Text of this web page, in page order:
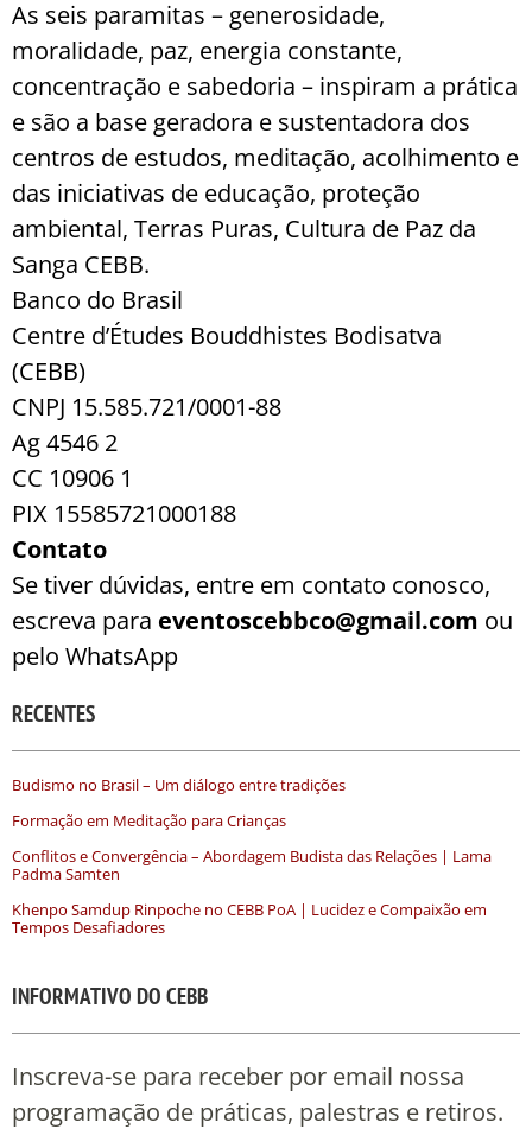
As seis paramitas – generosidade,
moralidade, paz, energia constante,
concentração e sabedoria – inspiram a prática
e são a base geradora e sustentadora dos
centros de estudos, meditação, acolhimento e
das iniciativas de educação, proteção
ambiental, Terras Puras, Cultura de Paz da
Sanga CEBB.
Banco do Brasil
Centre d’Études Bouddhistes Bodisatva
(CEBB)
CNPJ 15.585.721/0001-88
Ag 4546 2
CC 10906 1
PIX 15585721000188
Contato
Se tiver dúvidas, entre em contato conosco,
escreva para eventoscebbco@gmail.com ou
pelo WhatsApp
RECENTES
Budismo no Brasil – Um diálogo entre tradições
Formação em Meditação para Crianças
Conflitos e Convergência – Abordagem Budista das Relações | Lama
Padma Samten
Khenpo Samdup Rinpoche no CEBB PoA | Lucidez e Compaixão em
Tempos Desafiadores
INFORMATIVO DO CEBB
Inscreva-se para receber por email nossa
programação de práticas, palestras e retiros.